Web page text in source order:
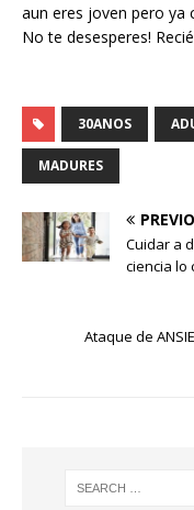
aun eres joven pero ya
No te desesperes!
30ANOS
MADURES
Cuidar a
ciencia lo
Ataque de